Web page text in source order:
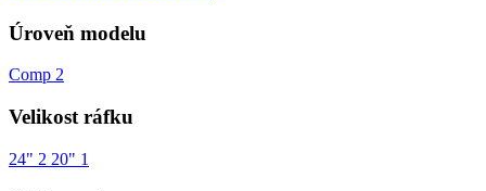
Úroveň modelu
Comp 2
Velikost ráfku
24" 2 20" 1